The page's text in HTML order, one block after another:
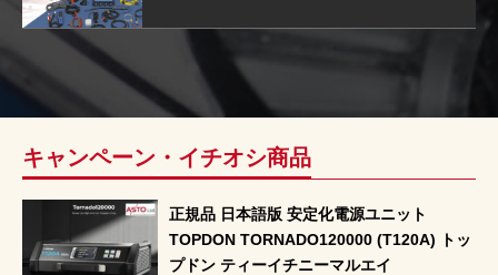
キャンペーン・イチオシ商品
正規品 日本語版 安定化電源ユニット
TOPDON TORNADO120000 (T120A) トッ
プドン ティーイチニーマルエイ